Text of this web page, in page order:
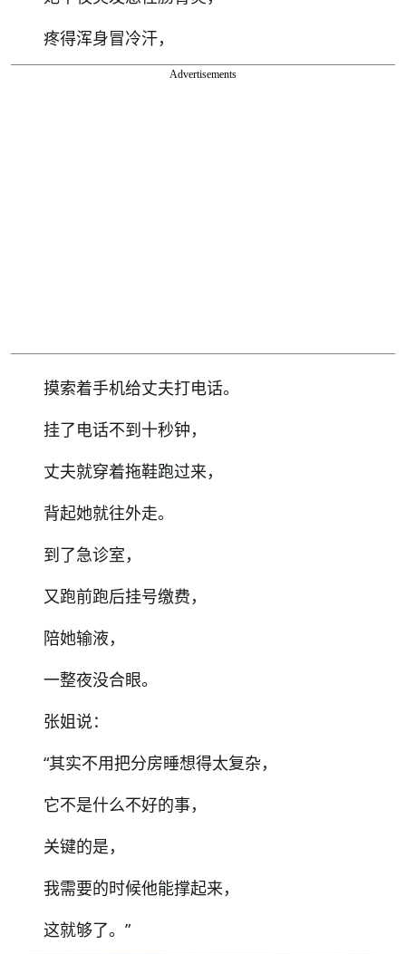
疼得浑身冒冷汗，
Advertisements
摸索着手机给丈夫打电话。
挂了电话不到十秒钟，
丈夫就穿着拖鞋跑过来，
背起她就往外走。
到了急诊室，
又跑前跑后挂号缴费，
陪她输液，
一整夜没合眼。
张姐说：
“其实不用把分房睡想得太复杂，
它不是什么不好的事，
关键的是，
我需要的时候他能撑起来，
这就够了。”